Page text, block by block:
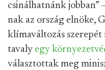
csinálhatnánk jobban”
nak az ország elnöke,
klímaváltozás
tavaly egy
választottak meg